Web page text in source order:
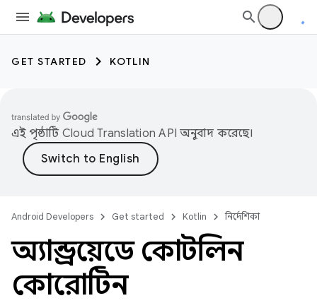
GET STARTED KOTLIN
এই পৃষ্ঠাটি Cloud Translation API অনুবাদ করেছে।
Android Developers Get started Kotlin নির্দেশিকা
অ্যান্ড্রয়েডে কোটলিন
কোরোটিন